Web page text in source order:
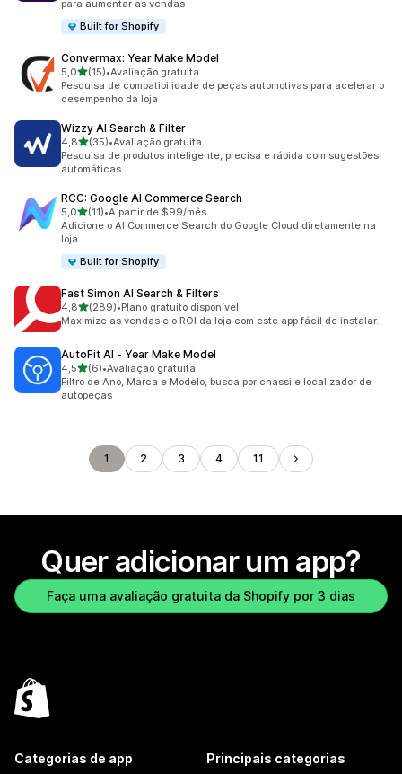
para aumentar as vendas
Built for Shopify
Convermax: Year Make Model
5,0de 5 estrelas
(15)
15 avaliações ao todo
•Avaliação gratuita
Pesquisa de compatibilidade de peças automotivas para acelerar o
desempenho da loja
Wizzy AI Search & Filter
4,8de 5 estrelas
(35)
35 avaliações ao todo
•Avaliação gratuita
Pesquisa de produtos inteligente, precisa e rápida com sugestões
automáticas
RCC: Google AI Commerce Search
5,0de 5 estrelas
(11)
11 avaliações ao todo
•A partir de $99/mês
Adicione o AI Commerce Search do Google Cloud diretamente na
loja.
Built for Shopify
Fast Simon AI Search & Filters
4,8de 5 estrelas
(289)
289 avaliações ao todo
•Plano gratuito disponível
Maximize as vendas e o ROI da loja com este app fácil de instalar.
AutoFit AI ‑ Year Make Model
4,5de 5 estrelas
(6)
6 avaliações ao todo
•Avaliação gratuita
Filtro de Ano, Marca e Modelo, busca por chassi e localizador de
autopeças
1 2 3 4 11
Quer adicionar um app?
Faça uma avaliação gratuita da Shopify por 3 dias
Categorias de app Principais categorias